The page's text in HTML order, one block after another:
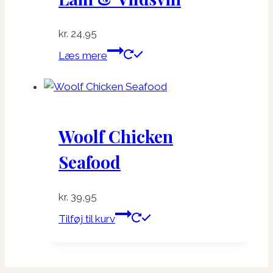
kr. 24,95
Læs mere
Woolf Chicken
Seafood
kr. 39,95
Tilføj til kurv